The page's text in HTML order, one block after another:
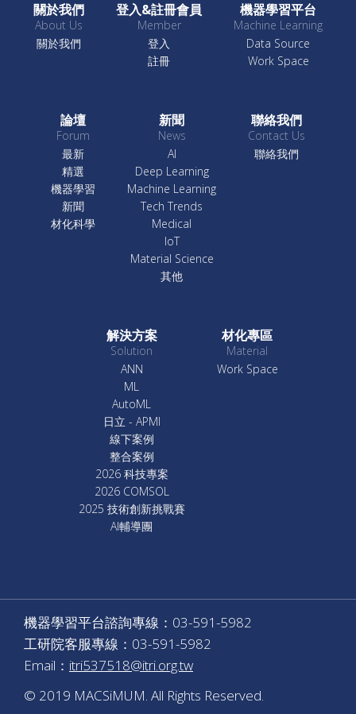
關於我們
About Us
關於我們
登入&註冊會員
Member
登入
註冊
機器學習平台
Machine Learning
Data Source
Work Space
論壇
Forum
最新
精選
機器學習
新聞
材化科學
新聞
News
AI
Deep Learning
Machine Learning
Tech Trends
Medical
IoT
Material Science
其他
聯絡我們
Contact Us
聯絡我們
解決方案
Solution
ANN
ML
AutoML
日立 - APMI
線下案例
整合案例
2026 科技專案
2026 COMSOL
2025 技術創新挑戰賽
AI輔導團
材化專區
Material
Work Space
機器學習平台諮詢專線：03-591-5982
工研院客服專線：03-591-5982
Email： itri537518@itri.org.tw
© 2019 MACSiMUM. All Rights Reserved.